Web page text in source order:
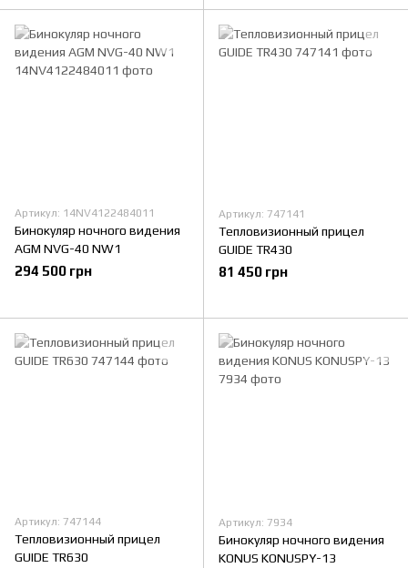
Артикул: 14NV4122484011
Бинокуляр ночного видения
AGM NVG-40 NW1
294 500 грн
Артикул: 747141
Тепловизионный прицел
GUIDE TR430
81 450 грн
Артикул: 747144
Тепловизионный прицел
GUIDE TR630
Артикул: 7934
Бинокуляр ночного видения
KONUS KONUSPY-13